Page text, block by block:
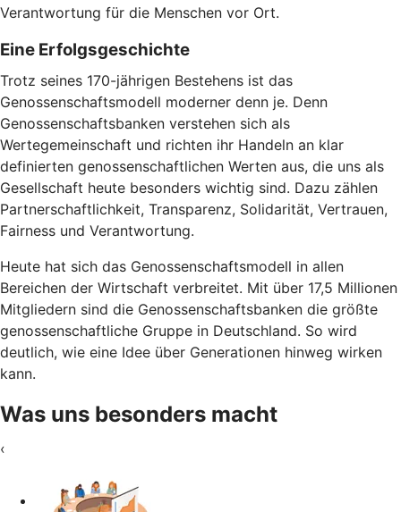
Verantwortung für die Menschen vor Ort.
Eine Erfolgsgeschichte
Trotz seines 170-jährigen Bestehens ist das
Genossenschaftsmodell moderner denn je. Denn
Genossenschaftsbanken verstehen sich als
Wertegemeinschaft und richten ihr Handeln an klar
definierten genossenschaftlichen Werten aus, die uns als
Gesellschaft heute besonders wichtig sind. Dazu zählen
Partnerschaftlichkeit, Transparenz, Solidarität, Vertrauen,
Fairness und Verantwortung.
Heute hat sich das Genossenschaftsmodell in allen
Bereichen der Wirtschaft verbreitet. Mit über 17,5 Millionen
Mitgliedern sind die Genossenschaftsbanken die größte
genossenschaftliche Gruppe in Deutschland. So wird
deutlich, wie eine Idee über Generationen hinweg wirken
kann.
Was uns besonders macht
‹